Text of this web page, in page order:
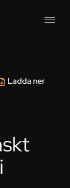
Ladda ner